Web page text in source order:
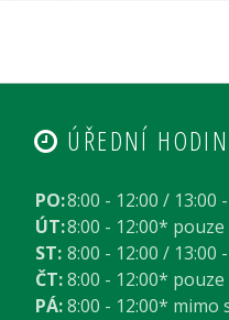
ÚŘEDNÍ
PO:8:00 - 12:00 / 13:00
ÚT:8:00 - 12:00*
ST: 8:00 - 12:00 / 13:00
ČT: 8:00 - 12:00*
PÁ: 8:00 - 12:00* mimo